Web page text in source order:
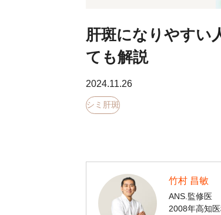
肝斑になりやすい
ても解説
2024.11.26
シミ肝斑
竹村 昌敏
ANS.監修医
2008年高知